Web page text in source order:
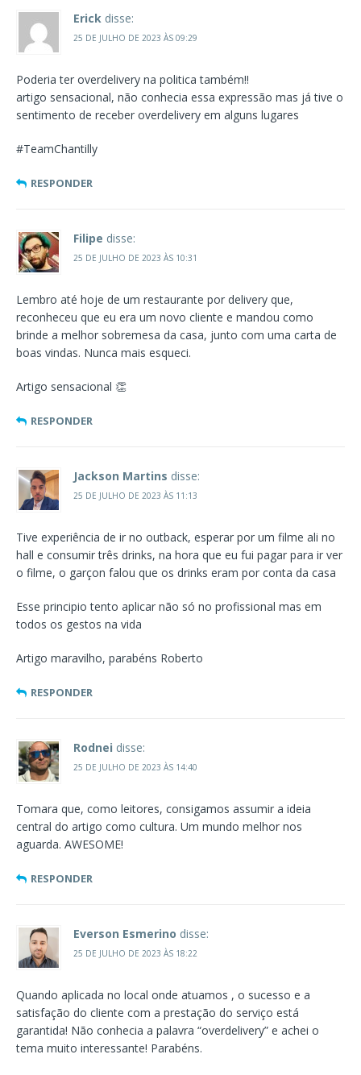
Erick disse:
25 DE JULHO DE 2023 ÀS 09:29
Poderia ter overdelivery na politica também!!
artigo sensacional, não conhecia essa expressão mas já tive o
sentimento de receber overdelivery em alguns lugares
#TeamChantilly
RESPONDER
Filipe disse:
25 DE JULHO DE 2023 ÀS 10:31
Lembro até hoje de um restaurante por delivery que,
reconheceu que eu era um novo cliente e mandou como
brinde a melhor sobremesa da casa, junto com uma carta de
boas vindas. Nunca mais esqueci.
Artigo sensacional 👏
RESPONDER
Jackson Martins disse:
25 DE JULHO DE 2023 ÀS 11:13
Tive experiência de ir no outback, esperar por um filme ali no
hall e consumir três drinks, na hora que eu fui pagar para ir ver
o filme, o garçon falou que os drinks eram por conta da casa
Esse principio tento aplicar não só no profissional mas em
todos os gestos na vida
Artigo maravilho, parabéns Roberto
RESPONDER
Rodnei disse:
25 DE JULHO DE 2023 ÀS 14:40
Tomara que, como leitores, consigamos assumir a ideia
central do artigo como cultura. Um mundo melhor nos
aguarda. AWESOME!
RESPONDER
Everson Esmerino disse:
25 DE JULHO DE 2023 ÀS 18:22
Quando aplicada no local onde atuamos , o sucesso e a
satisfação do cliente com a prestação do serviço está
garantida! Não conhecia a palavra “overdelivery” e achei o
tema muito interessante! Parabéns.